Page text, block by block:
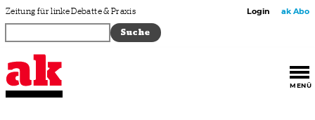
Zum Inhalt springen
Zeitung für linke Debatte & Praxis Login ak Abo
MENÜ